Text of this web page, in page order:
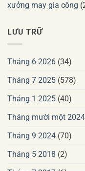
xưởng may gia công
LƯU TRỮ
Tháng 6 2026 (34)
Tháng 7 2025 (578)
Tháng 1 2025 (40)
Tháng mười một 2024
Tháng 9 2024 (70)
Tháng 5 2018 (2)